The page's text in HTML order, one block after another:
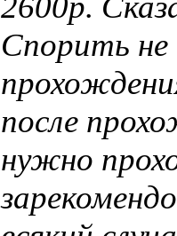
Спорить не
после
нужно